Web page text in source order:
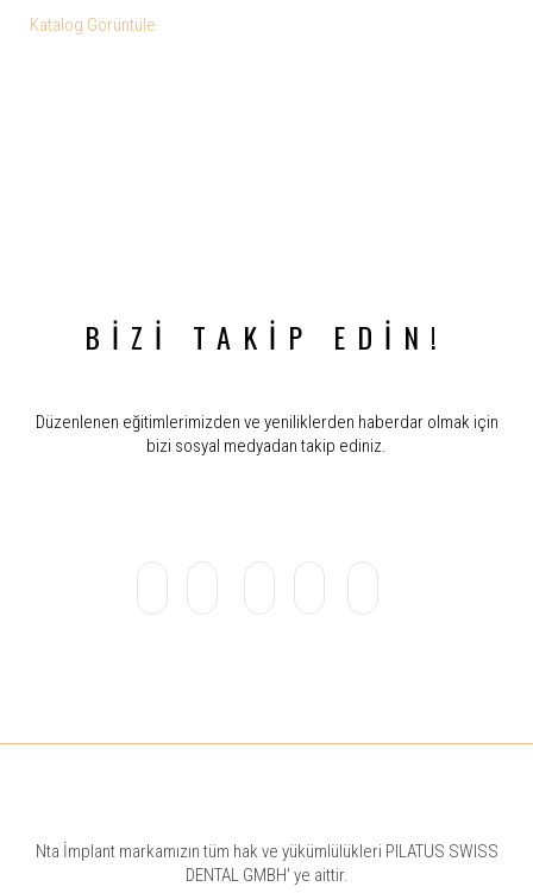
Katalog Görüntüle
BİZİ TAKİP EDİN!
Düzenlenen eğitimlerimizden ve yeniliklerden haberdar olmak için
bizi sosyal medyadan takip ediniz.
Nta İmplant markamızın tüm hak ve yükümlülükleri PILATUS SWISS
DENTAL GMBH' ye aittir.